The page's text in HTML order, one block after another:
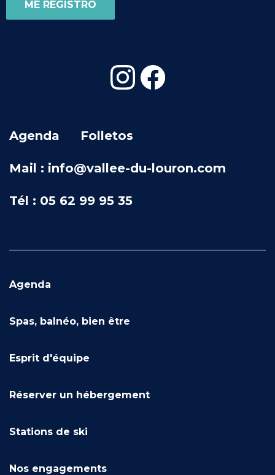
Agenda Folletos
Mail : info@vallee-du-louron.com
Tél : 05 62 99 95 35
Agenda
Spas, balnéo, bien être
Esprit d'équipe
Réserver un hébergement
Stations de ski
Nos engagements